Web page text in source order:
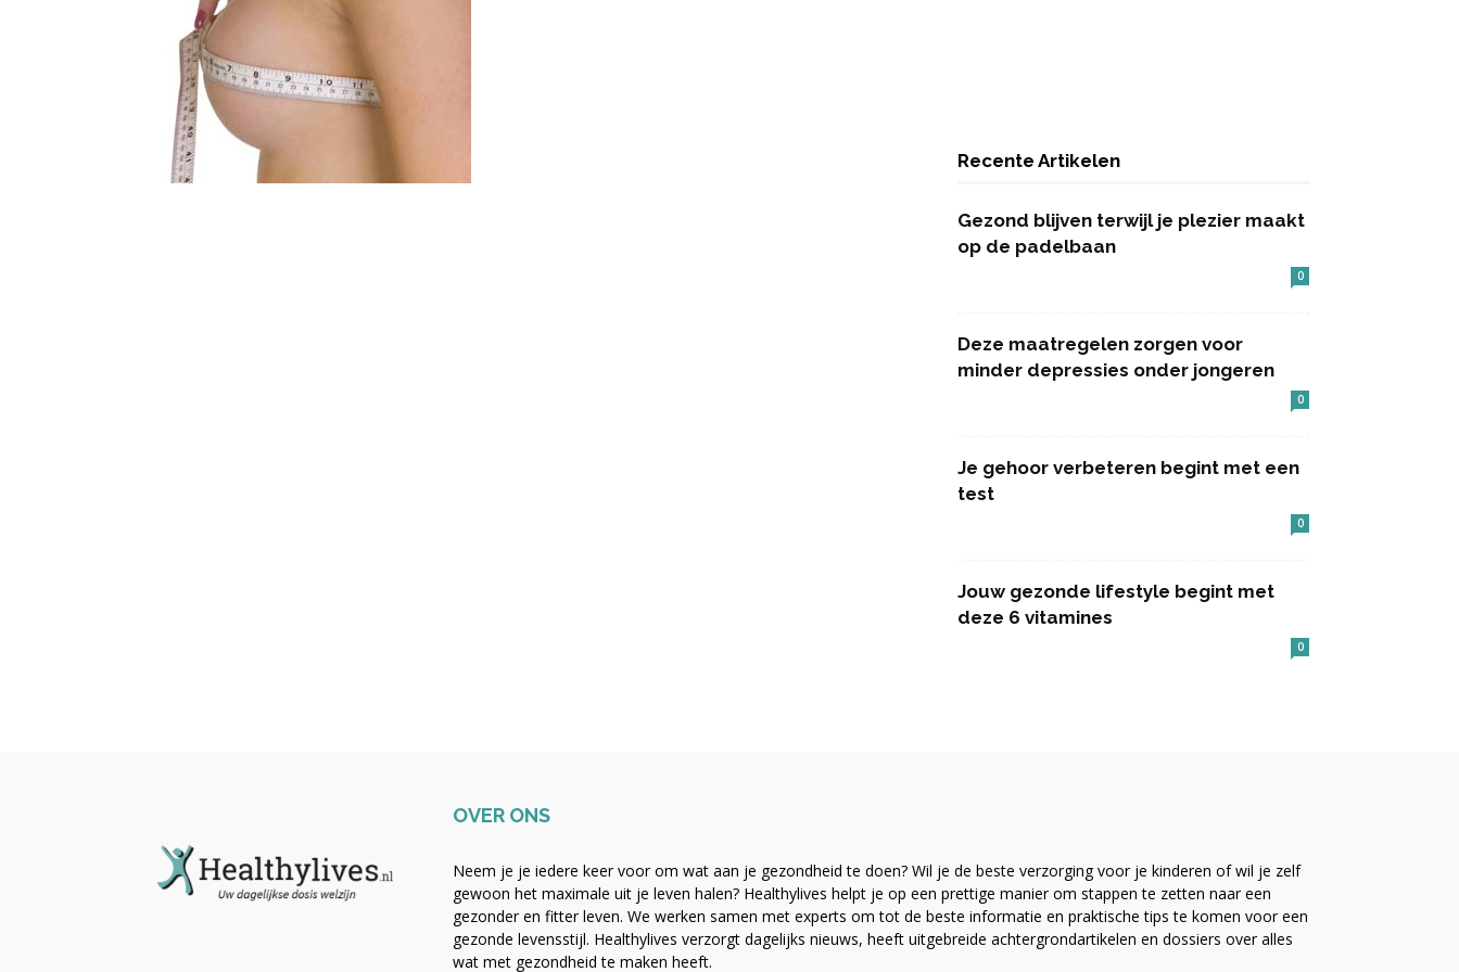
Recente Artikelen
Gezond blijven terwijl je plezier maakt
op de padelbaan
0
Deze maatregelen zorgen voor
minder depressies onder jongeren
0
Je gehoor verbeteren begint met een
test
0
Jouw gezonde lifestyle begint met
deze 6 vitamines
0
OVER ONS
Neem je je iedere keer voor om wat aan je gezondheid te doen? Wil je de beste verzorging voor je kinderen of wil je zelf
gewoon het maximale uit je leven halen? Healthylives helpt je op een prettige manier om stappen te zetten naar een
gezonder en fitter leven. We werken samen met experts om tot de beste informatie en praktische tips te komen voor een
gezonde levensstijl. Healthylives verzorgt dagelijks nieuws, heeft uitgebreide achtergrondartikelen en dossiers over alles
wat met gezondheid te maken heeft.